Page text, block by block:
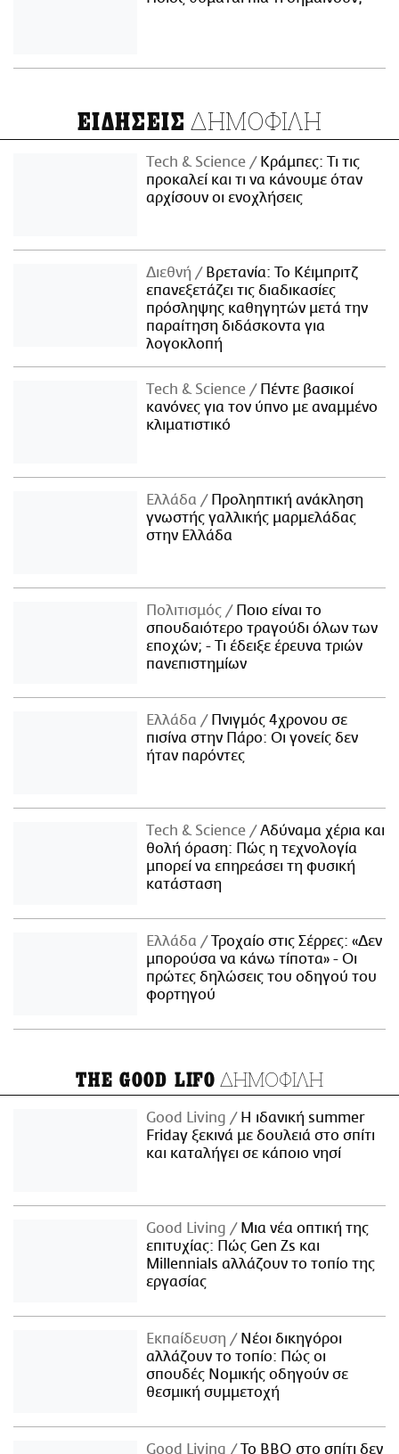
ΕΙΔΗΣΕΙΣ ΔΗΜΟΦΙΛΗ
Τech & Science
Κράμπες: Τι τις
προκαλεί και τι να κάνουμε όταν
αρχίσουν οι ενοχλήσεις
Διεθνή
Βρετανία: Το Κέιμπριτζ
επανεξετάζει τις διαδικασίες
πρόσληψης καθηγητών μετά την
παραίτηση διδάσκοντα για
λογοκλοπή
Τech & Science
Πέντε βασικοί
κανόνες για τον ύπνο με αναμμένο
κλιματιστικό
Ελλάδα
Προληπτική ανάκληση
γνωστής γαλλικής μαρμελάδας
στην Ελλάδα
Πολιτισμός
Ποιο είναι το
σπουδαιότερο τραγούδι όλων των
εποχών; - Τι έδειξε έρευνα τριών
πανεπιστημίων
Ελλάδα
Πνιγμός 4χρονου σε
πισίνα στην Πάρο: Οι γονείς δεν
ήταν παρόντες
Τech & Science
Αδύναμα χέρια και
θολή όραση: Πώς η τεχνολογία
μπορεί να επηρεάσει τη φυσική
κατάσταση
Ελλάδα
Τροχαίο στις Σέρρες: «Δεν
μπορούσα να κάνω τίποτα» - Οι
πρώτες δηλώσεις του οδηγού του
φορτηγού
THE GOOD LIFO ΔΗΜΟΦΙΛΗ
Good Living
Η ιδανική summer
Friday ξεκινά με δουλειά στο σπίτι
και καταλήγει σε κάποιο νησί
Good Living
Μια νέα οπτική της
επιτυχίας: Πώς Gen Zs και
Millennials αλλάζουν το τοπίο της
εργασίας
Εκπαίδευση
Νέοι δικηγόροι
αλλάζουν το τοπίο: Πώς οι
σπουδές Νομικής οδηγούν σε
θεσμική συμμετοχή
Good Living
Το BBQ στο σπίτι δεν